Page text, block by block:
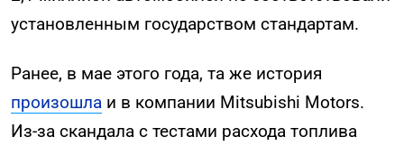
установленным государством стандартам.
Ранее, в мае этого года, та же история
произошла и в компании Mitsubishi Motors.
Из-за скандала с тестами расхода топлива